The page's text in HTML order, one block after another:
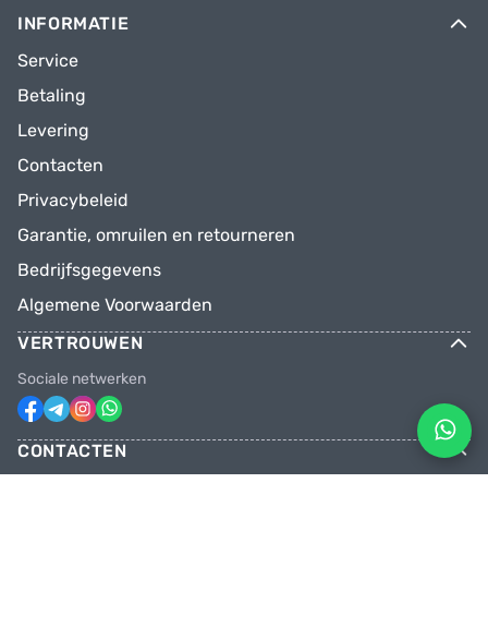
INFORMATIE
Service
Betaling
Levering
Contacten
Privacybeleid
Garantie, omruilen en retourneren
Bedrijfsgegevens
Algemene Voorwaarden
VERTROUWEN
Sociale netwerken
CONTACTEN